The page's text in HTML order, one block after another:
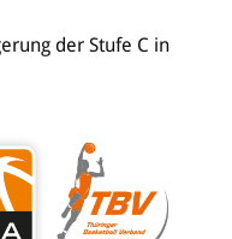
der Stufe C in